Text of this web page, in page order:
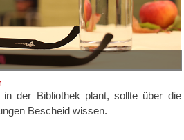
in der Bibliothek plant, sollte über die
Bescheid wissen.